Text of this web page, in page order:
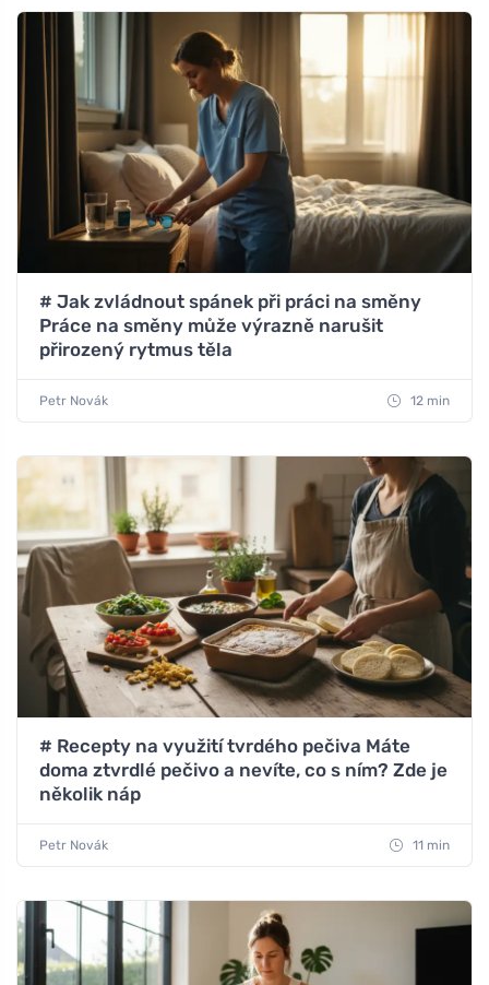
# Jak zvládnout spánek při práci na směny
Práce na směny může výrazně narušit
přirozený rytmus těla
Petr Novák 12 min
# Recepty na využití tvrdého pečiva Máte
doma ztvrdlé pečivo a nevíte, co s ním? Zde je
několik náp
Petr Novák 11 min